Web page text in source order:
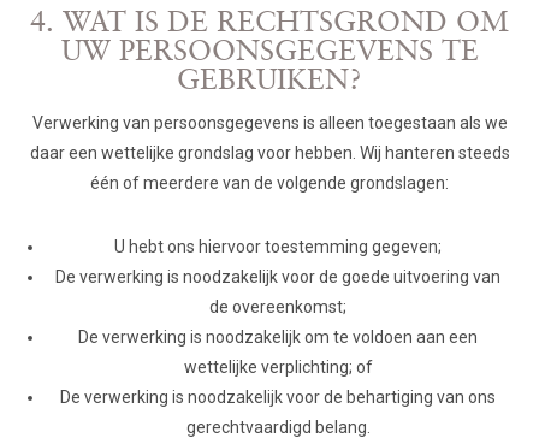
4. WAT IS DE RECHTSGROND OM
UW PERSOONSGEGEVENS TE
GEBRUIKEN?
Verwerking van persoonsgegevens is alleen toegestaan als we
daar een wettelijke grondslag voor hebben. Wij hanteren steeds
één of meerdere van de volgende grondslagen:
U hebt ons hiervoor toestemming gegeven;
De verwerking is noodzakelijk voor de goede uitvoering van
de overeenkomst;
De verwerking is noodzakelijk om te voldoen aan een
wettelijke verplichting; of
De verwerking is noodzakelijk voor de behartiging van ons
gerechtvaardigd belang.